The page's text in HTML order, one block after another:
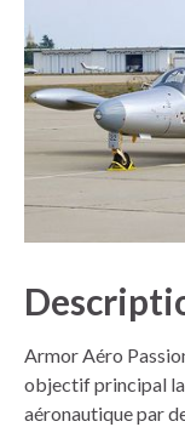
Armor Aéro
objectif principal
aéronautique par